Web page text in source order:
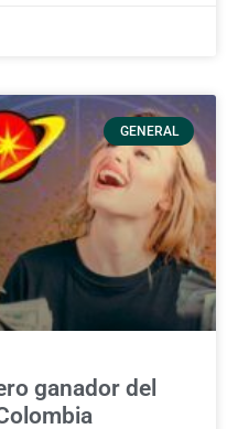
GENERAL
ganador del